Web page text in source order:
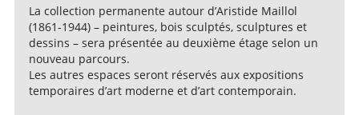
La collection permanente autour d’Aristide Maillol
(1861-1944) – peintures, bois sculptés, sculptures et
dessins – sera présentée au deuxième étage selon un
nouveau parcours.
Les autres espaces seront réservés aux expositions
temporaires d’art moderne et d’art contemporain.